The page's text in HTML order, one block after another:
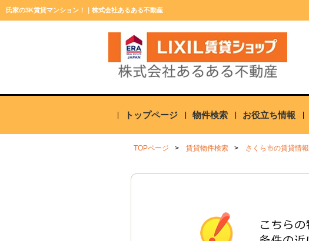
氏家の3K賃貸マンション！｜株式会社あるある不動産
トップページ 物件検索 お役立ち情報
TOPページ 賃貸物件検索 さくら市の賃貸情